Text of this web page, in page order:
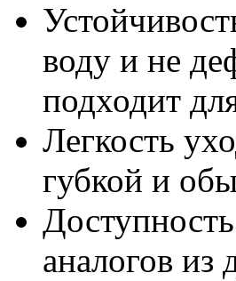
воду и не
подходит
Легкость
губкой и
аналогов из